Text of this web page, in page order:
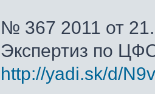
№ 367 2011 от
Экспертиз по
http://yadi.sk/d/